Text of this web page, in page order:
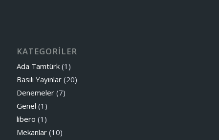
KATEGORİLER
Ada Tamtürk(1)
Basılı Yayınlar(20)
Denemeler(7)
Genel (1)
libero (1)
Mekanlar(10)